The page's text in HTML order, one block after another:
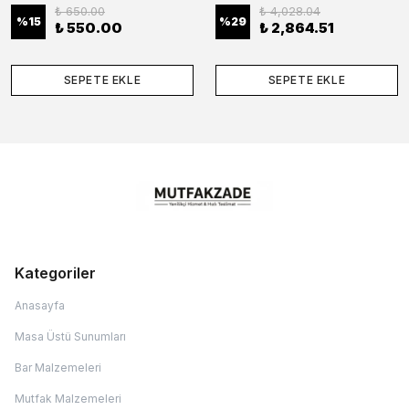
%15
₺ 650.00
₺ 550.00
SEPETE EKLE
%29
₺ 4,028.04
₺ 2,864.51
SEPETE EKLE
Kategoriler
Anasayfa
Masa Üstü Sunumları
Bar Malzemeleri
Mutfak Malzemeleri